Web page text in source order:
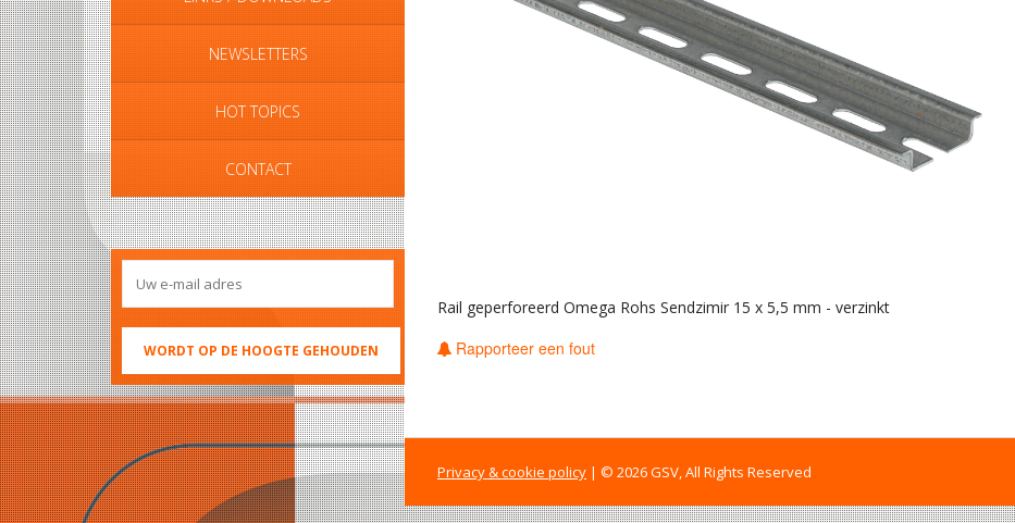
NEWSLETTERS
HOT TOPICS
CONTACT
Rail geperforeerd Omega Rohs Sendzimir 15 x 5,5 mm - verzinkt
Rapporteer een fout
Privacy & cookie policy | © 2026 GSV, All Rights Reserved